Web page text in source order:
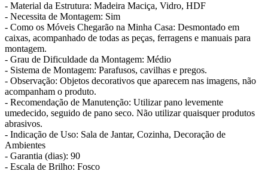
- Material da Estrutura: Madeira Maciça, Vidro, HDF
- Necessita de Montagem: Sim
- Como os Móveis Chegarão na Minha Casa: Desmontado em
caixas, acompanhado de todas as peças, ferragens e manuais para
montagem.
- Grau de Dificuldade da Montagem: Médio
- Sistema de Montagem: Parafusos, cavilhas e pregos.
- Observação: Objetos decorativos que aparecem nas imagens, não
acompanham o produto.
- Recomendação de Manutenção: Utilizar pano levemente
umedecido, seguido de pano seco. Não utilizar quaisquer produtos
abrasivos.
- Indicação de Uso: Sala de Jantar, Cozinha, Decoração de
Ambientes
- Garantia (dias): 90
- Escala de Brilho: Fosco